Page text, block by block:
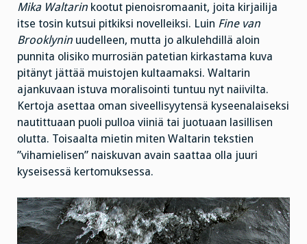
Mika Waltarin kootut pienoisromaanit, joita kirjailija
itse tosin kutsui pitkiksi novelleiksi. Luin Fine van
Brooklynin uudelleen, mutta jo alkulehdillä aloin
punnita olisiko murrosiän patetian kirkastama kuva
pitänyt jättää muistojen kultaamaksi. Waltarin
ajankuvaan istuva moralisointi tuntuu nyt naiivilta.
Kertoja asettaa oman siveellisyytensä kyseenalaiseksi
nautittuaan puoli pulloa viiniä tai juotuaan lasillisen
olutta. Toisaalta mietin miten Waltarin tekstien
”vihamielisen” naiskuvan avain saattaa olla juuri
kyseisessä kertomuksessa.